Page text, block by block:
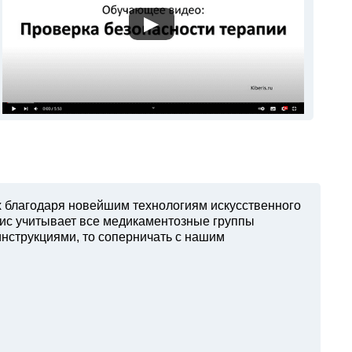
▶
новейшим технологиям искусственного
учитывает все медикаментозные группы
то соперничать с нашим